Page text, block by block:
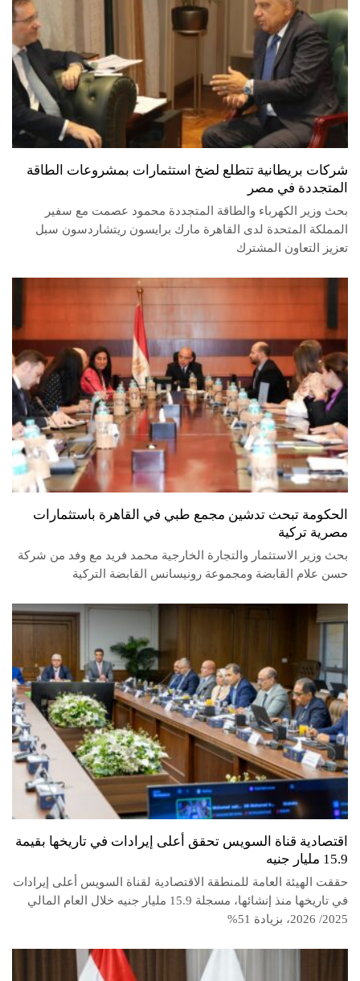
شركات بريطانية تتطلع لضخ استثمارات بمشروعات الطاقة
المتجددة في مصر
بحث وزير الكهرباء والطاقة المتجددة محمود عصمت مع سفير
المملكة المتحدة لدى القاهرة مارك برايسون ريتشاردسون سبل
تعزيز التعاون المشترك
الحكومة تبحث تدشين مجمع طبي في القاهرة باستثمارات
مصرية تركية
بحث وزير الاستثمار والتجارة الخارجية محمد فريد مع وفد من شركة
حسن علام القابضة ومجموعة رونيسانس القابضة التركية
اقتصادية قناة السويس تحقق أعلى إيرادات في تاريخها بقيمة
15.9 مليار جنيه
حققت الهيئة العامة للمنطقة الاقتصادية لقناة السويس أعلى إيرادات
في تاريخها منذ إنشائها، مسجلة 15.9 مليار جنيه خلال العام المالي
2025/ 2026، بزيادة 51%